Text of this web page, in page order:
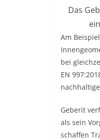
Das
Am
bei
EN
Geberit
als sein
schaffen